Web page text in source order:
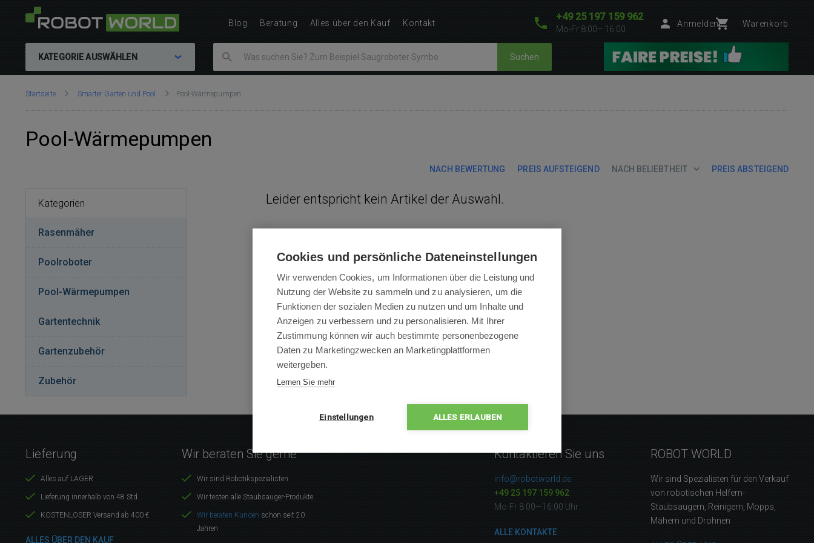
+49 25 197 159 962
Mo-Fr 8:00—16:00
Anmelden Warenkorb
KATEGORIE AUSWÄHLEN Suchen
Sie
Startseite Smarter Garten und Pool Pool-Wärmepumpen
Pool-Wärmepumpen
NACH BEWERTUNG PREIS AUFSTEIGEND NACH BELIEBTHEIT PREIS ABSTEIGEND
Leider entspricht kein Artikel der Auswahl.
Kategorien
Rasenmäher
Pool­ro­bo­ter
Pool-Wärmepumpen
Gartentechnik
Gartenzubehör
Zubehör
Blog Beratung Alles über den Kauf Kontakt
Lieferung
Alles auf LAGER
Lieferung innerhalb von 48 Std.
KOSTENLOSER Versand ab 400 €
ALLES ÜBER DEN KAUF
Wir beraten Sie gerne
Wir sind Robotikspezialisten
Wir testen alle Staubsauger-Produkte
Wir beraten Kunden schon seit 20
Jahren
Kontaktieren Sie uns
info@robotworld.de
+49 25 197 159 962
Mo-Fr 8:00—16:00 Uhr
ALLE KONTAKTE
ROBOT WORLD
Wir sind Spezialisten für den Verkauf
von robotischen Helfern-
Staubsaugern, Reinigern, Mopps,
Mähern und Drohnen
Cookies und persönliche Dateneinstellungen
Wir verwenden Cookies, um Informationen über die Leistung und
Nutzung der Website zu sammeln und zu analysieren, um die
Funktionen der sozialen Medien zu nutzen und um Inhalte und
Anzeigen zu verbessern und zu personalisieren. Mit Ihrer
Zustimmung können wir auch bestimmte personenbezogene
Daten zu Marketingzwecken an Marketingplattformen
weitergeben.
Lernen Sie mehr
Einstellungen ALLES ERLAUBEN